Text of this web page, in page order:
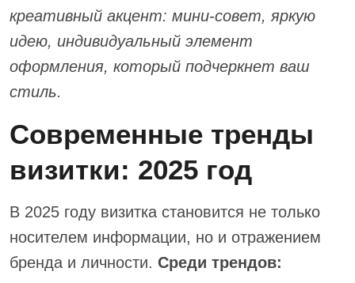
креативный акцент: мини-совет, яркую
идею, индивидуальный элемент
оформления, который подчеркнет ваш
стиль.
Современные тренды
визитки: 2025 год
В 2025 году визитка становится не только
носителем информации, но и отражением
бренда и личности. Среди трендов: